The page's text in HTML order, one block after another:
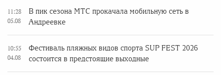
11:28
05.08
В пик сезона МТС прокачала мобильную сеть в
Андреевке
10:55
04.08
Фестиваль пляжных видов спорта SUP FEST 2026
состоится в предстоящие выходные